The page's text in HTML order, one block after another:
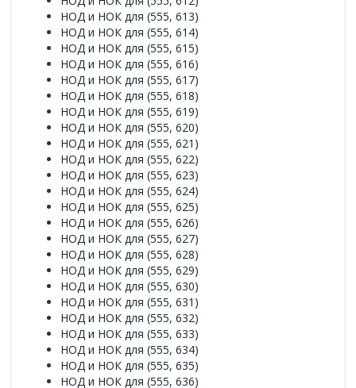
НОД и НОК для (555, 613)
НОД и НОК для (555, 614)
НОД и НОК для (555, 615)
НОД и НОК для (555, 616)
НОД и НОК для (555, 617)
НОД и НОК для (555, 618)
НОД и НОК для (555, 619)
НОД и НОК для (555, 620)
НОД и НОК для (555, 621)
НОД и НОК для (555, 622)
НОД и НОК для (555, 623)
НОД и НОК для (555, 624)
НОД и НОК для (555, 625)
НОД и НОК для (555, 626)
НОД и НОК для (555, 627)
НОД и НОК для (555, 628)
НОД и НОК для (555, 629)
НОД и НОК для (555, 630)
НОД и НОК для (555, 631)
НОД и НОК для (555, 632)
НОД и НОК для (555, 633)
НОД и НОК для (555, 634)
НОД и НОК для (555, 635)
НОД и НОК для (555, 636)